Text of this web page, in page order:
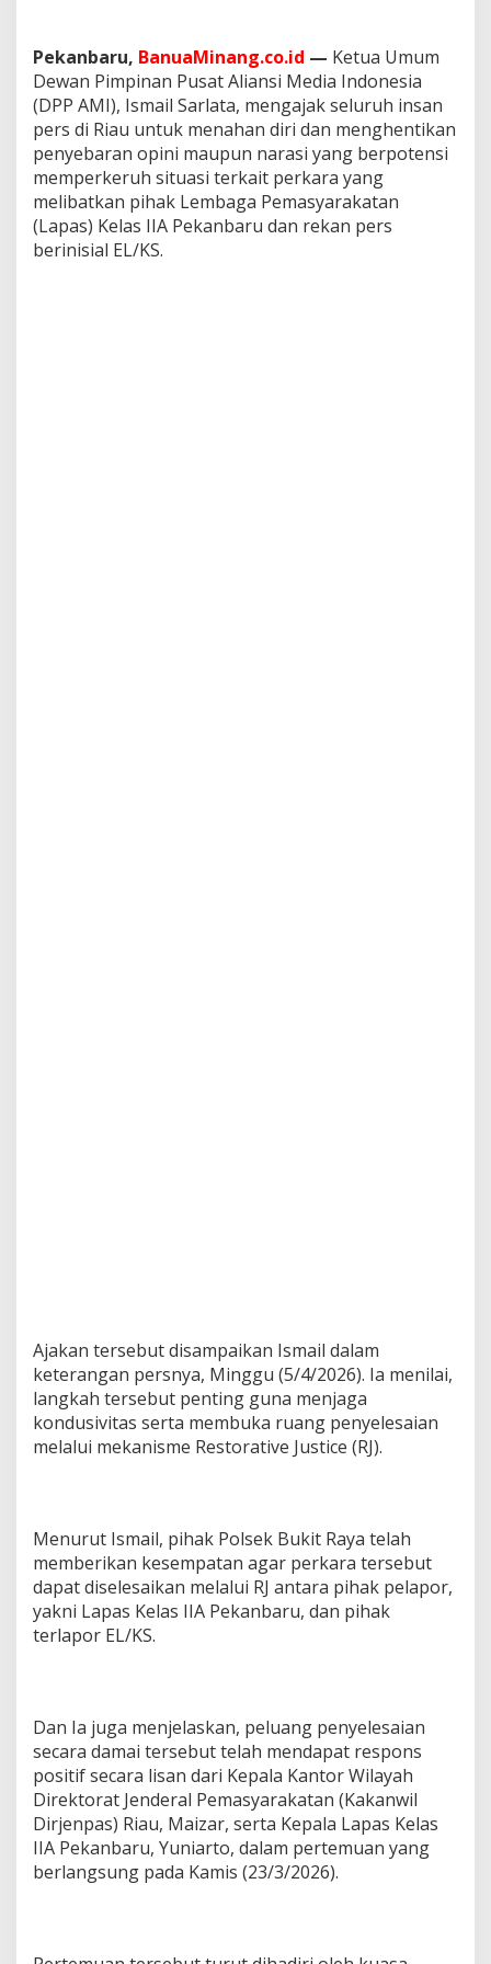
Pekanbaru, BanuaMinang.co.id — Ketua Umum
Dewan Pimpinan Pusat Aliansi Media Indonesia
(DPP AMI), Ismail Sarlata, mengajak seluruh insan
pers di Riau untuk menahan diri dan menghentikan
penyebaran opini maupun narasi yang berpotensi
memperkeruh situasi terkait perkara yang
melibatkan pihak Lembaga Pemasyarakatan
(Lapas) Kelas IIA Pekanbaru dan rekan pers
berinisial EL/KS.
Ajakan tersebut disampaikan Ismail dalam
keterangan persnya, Minggu (5/4/2026). Ia menilai,
langkah tersebut penting guna menjaga
kondusivitas serta membuka ruang penyelesaian
melalui mekanisme Restorative Justice (RJ).
Menurut Ismail, pihak Polsek Bukit Raya telah
memberikan kesempatan agar perkara tersebut
dapat diselesaikan melalui RJ antara pihak pelapor,
yakni Lapas Kelas IIA Pekanbaru, dan pihak
terlapor EL/KS.
Dan Ia juga menjelaskan, peluang penyelesaian
secara damai tersebut telah mendapat respons
positif secara lisan dari Kepala Kantor Wilayah
Direktorat Jenderal Pemasyarakatan (Kakanwil
Dirjenpas) Riau, Maizar, serta Kepala Lapas Kelas
IIA Pekanbaru, Yuniarto, dalam pertemuan yang
berlangsung pada Kamis (23/3/2026).